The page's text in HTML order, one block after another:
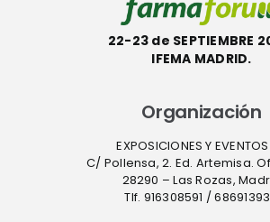
22-23 de SEPTIEMBRE
IFEMA MADRID.
Organización
EXPOSICIONES Y
C/ Pollensa, 2. Ed. Artemisa.
28290 – Las Rozas,
Tlf. 916308591 /